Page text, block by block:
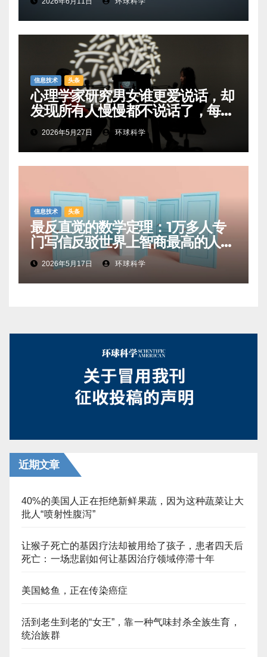
信息技术 头条
心理学家研究男女谁更爱说话，却
发现所有人慢慢都不说话了，每年
少说12万个单词
2026年5月27日 环球科学
信息技术 头条
最反直觉的数学定理：1万多人专
门写信反驳世界上智商最高的人，
他们全错了
2026年5月17日 环球科学
近期文章
40%的美国人正在拒绝新鲜果蔬，因为这种蔬菜让大
批人“喷射性腹泻”
让猴子死亡的基因疗法却被用给了孩子，患者四天后
死亡：一场悲剧如何让基因治疗领域停滞十年
美国鲶鱼，正在传染癌症
活到老生到老的“女王”，靠一种气味封杀全族生育，
统治族群